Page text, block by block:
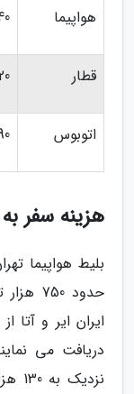
هواپیما 940 تا یک
قطار 120 تا
اتوبوس 190
هزینه سفر
بلیط هواپیما
حدود
ایران ایر و آتا
دریافت می